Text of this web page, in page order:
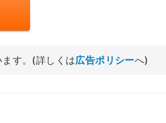
す。(詳しくは広告ポリシーへ)